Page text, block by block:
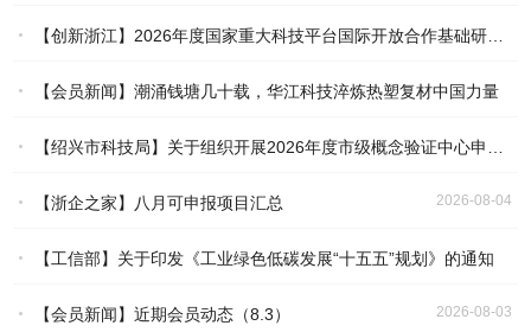
2026-08-04
【创新浙江】2026年度国家重大科技平台国际开放合作基础研究专项（试点）项目指南
2026-08-04
【会员新闻】潮涌钱塘几十载，华江科技淬炼热塑复材中国力量
2026-08-04
【绍兴市科技局】关于组织开展2026年度市级概念验证中心申报工作的通知
2026-08-04
【浙企之家】八月可申报项目汇总 2026-08-04
【工信部】关于印发《工业绿色低碳发展“十五五”规划》的通知
2026-08-04
【会员新闻】近期会员动态（8.3） 2026-08-03